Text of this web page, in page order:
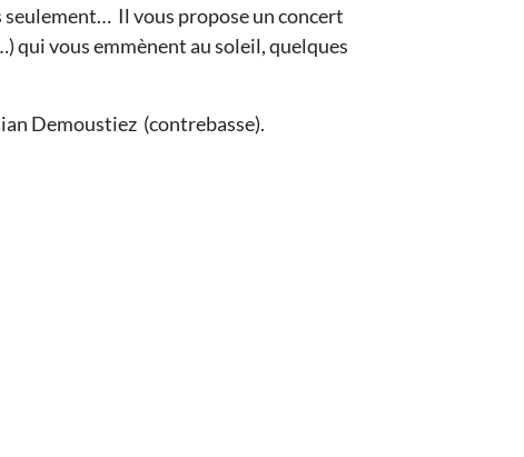
seulement… Il vous propose un concert
qui vous emmènent au soleil, quelques
Demoustiez (contrebasse).